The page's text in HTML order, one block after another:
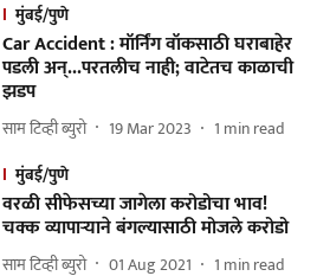
मुंबई/पुणे
Car Accident : मॉर्निंग वॉकसाठी घराबाहेर
पडली अन्...परतलीच नाही; वाटेतच काळाची
झडप
साम टिव्ही ब्युरो 19 Mar 2023 1 min read
मुंबई/पुणे
वरळी सीफेसच्या जागेला करोडोचा भाव!
चक्क व्यापाऱ्याने बंगल्यासाठी मोजले करोडो
साम टिव्ही ब्युरो 01 Aug 2021 1 min read